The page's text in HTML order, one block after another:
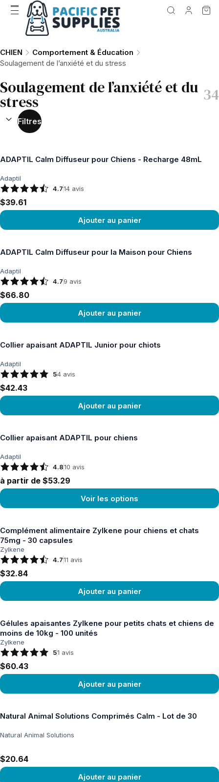
CHIEN
Comportement & Éducation
Soulagement de l’anxiété et du stress
Soulagement de l’anxiété et du
stress 34
TRIER PAR :
Filtres
ADAPTIL Calm Diffuseur pour Chiens - Recharge 48mL
Adaptil
4.714 avis
$39.61
Ajouter au panier
ADAPTIL Calm Diffuseur pour la Maison pour Chiens
Adaptil
4.79 avis
$66.80
Ajouter au panier
Collier apaisant ADAPTIL Junior pour chiots
Adaptil
54 avis
$42.43
Ajouter au panier
Collier apaisant ADAPTIL pour chiens
Adaptil
4.810 avis
à partir de $53.29
Voir les options
Complément alimentaire Zylkene pour chiens et chats
75mg - 30 capsules
Zylkene
4.711 avis
$32.84
Ajouter au panier
Gélules apaisantes Zylkene pour petits chats et chiens de
moins de 10kg - 100 unités
Zylkene
51 avis
$60.43
Ajouter au panier
Natural Animal Solutions Comprimés Calm - Lot de 30
Natural Animal Solutions
$20.64
Ajouter au panier